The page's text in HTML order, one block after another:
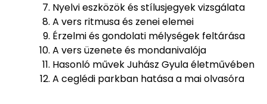
Nyelvi eszközök és stílusjegyek vizsgálata
A vers ritmusa és zenei elemei
Érzelmi és gondolati mélységek feltárása
A vers üzenete és mondanivalója
Hasonló művek Juhász Gyula életművében
A ceglédi parkban hatása a mai olvasóra